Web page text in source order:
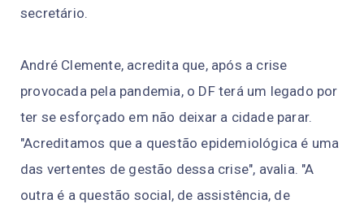
secretário.
André Clemente, acredita que, após a crise
provocada pela pandemia, o DF terá um legado por
ter se esforçado em não deixar a cidade parar.
"Acreditamos que a questão epidemiológica é uma
das vertentes de gestão dessa crise", avalia. "A
outra é a questão social, de assistência, de